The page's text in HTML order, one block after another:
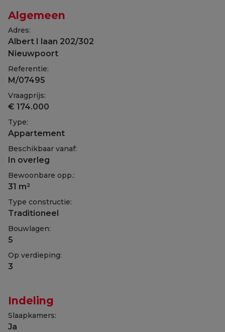
Algemeen
Adres:
Albert I laan 202/302
Nieuwpoort
Referentie:
M/07495
Vraagprijs:
€ 174.000
Type:
Appartement
Beschikbaar vanaf:
In overleg
Bewoonbare opp.:
31 m²
Type constructie:
Traditioneel
Bouwlagen:
5
Op verdieping:
3
Indeling
Slaapkamers:
Ja